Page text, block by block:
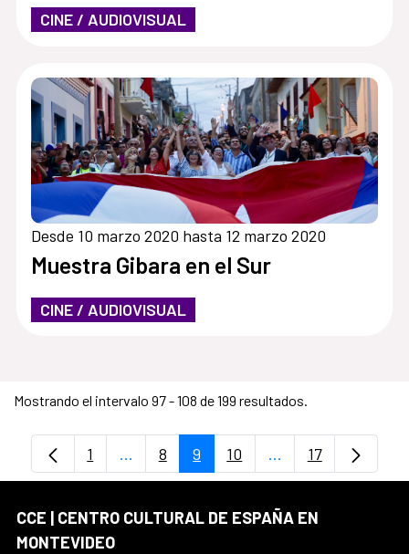
CINE / AUDIOVISUAL
Desde 10 marzo 2020 hasta 12 marzo 2020
Muestra Gibara en el Sur
CINE / AUDIOVISUAL
Mostrando el intervalo 97 - 108 de 199 resultados.
Página
1 ...Páginas intermedias Use TAB para
Página
8 Página
9 Página
10 ...PáginasPágina
17
CCE | CENTRO CULTURAL DE ESPAÑA EN
MONTEVIDEO